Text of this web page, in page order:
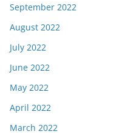
September 2022
August 2022
July 2022
June 2022
May 2022
April 2022
March 2022